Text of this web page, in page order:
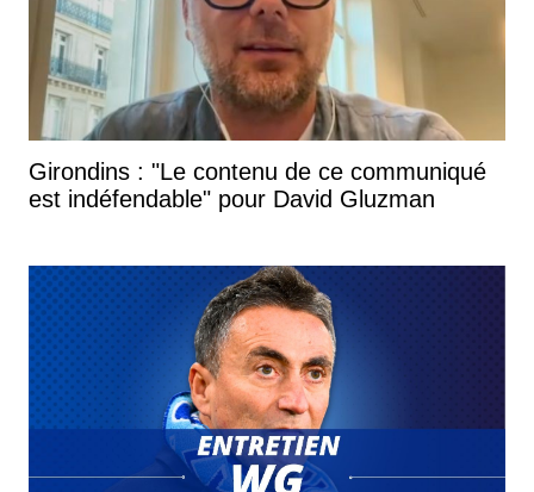
Girondins : "Le contenu de ce communiqué
est indéfendable" pour David Gluzman